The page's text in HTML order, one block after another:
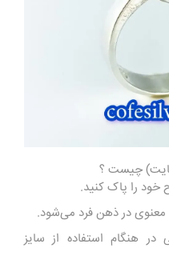
چیست ؟
خود را پاک‌ کنید.
در ذهن فرد می‌شود.
هنگام استفاده از سایز